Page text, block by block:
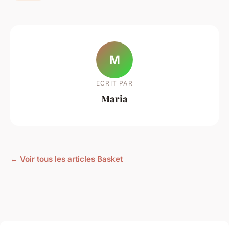
M
ECRIT PAR
Maria
← Voir tous les articles Basket